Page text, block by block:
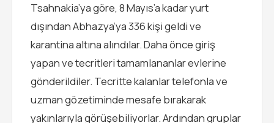
Tsahnakia’ya göre, 8 Mayıs’a kadar yurt
dışından Abhazya’ya 336 kişi geldi ve
karantina altına alındılar. Daha önce giriş
yapan ve tecritleri tamamlananlar evlerine
gönderildiler. Tecritte kalanlar telefonla ve
uzman gözetiminde mesafe bırakarak
yakınlarıyla görüşebiliyorlar. Ardından gruplar